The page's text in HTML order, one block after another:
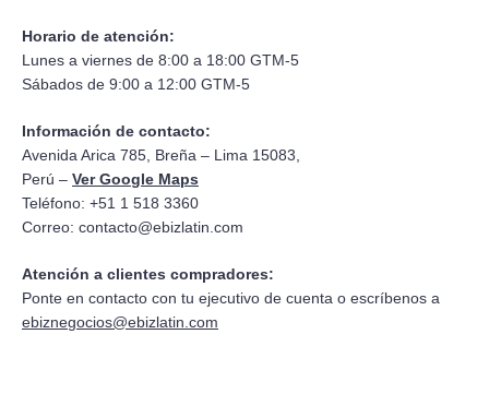
Horario de atención:
Lunes a viernes de 8:00 a 18:00 GTM-5
Sábados de 9:00 a 12:00 GTM-5
Información de contacto:
Avenida Arica 785, Breña – Lima 15083,
Perú – Ver Google Maps
Teléfono: +51 1 518 3360
Correo: contacto@ebizlatin.com
Atención a clientes compradores:
Ponte en contacto con tu ejecutivo de cuenta o escríbenos a
ebiznegocios@ebizlatin.com